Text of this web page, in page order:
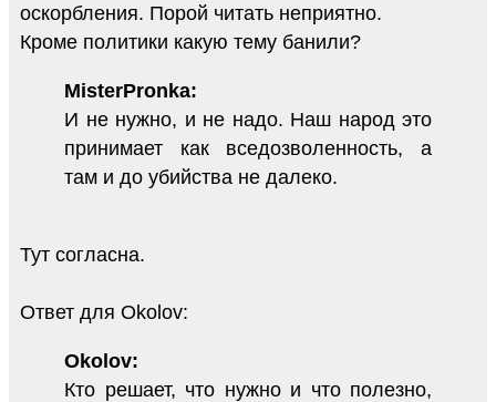
оскорбления. Порой читать неприятно.
Кроме политики какую тему банили?
MisterPronka:
И не нужно, и не надо. Наш народ это
принимает как вседозволенность, а
там и до убийства не далеко.
Тут согласна.
Ответ для Okolov:
Okolov:
Кто решает, что нужно и что полезно,